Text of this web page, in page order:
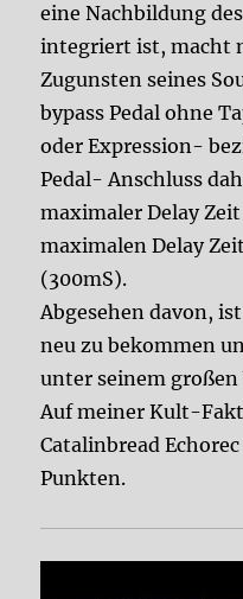
eine Nachbildung
integriert ist, macht
Zugunsten seines
bypass Pedal ohne
oder Expression-
Pedal- Anschluss
maximaler Delay
maximalen Delay
(300mS).
Abgesehen davon,
neu zu bekommen
unter seinem
Auf meiner Kult-
Catalinbread
Punkten.